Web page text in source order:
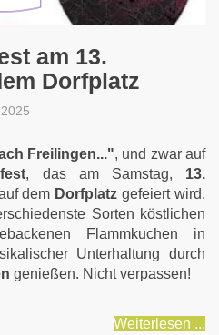
am 13.
Dorfplatz
Freilingen...", und zwar auf
, das am Samstag, 13.
dem Dorfplatz gefeiert wird.
Sorten köstlichen
Flammkuchen in
Unterhaltung durch
genießen. Nicht verpassen!
Weiterlesen ...